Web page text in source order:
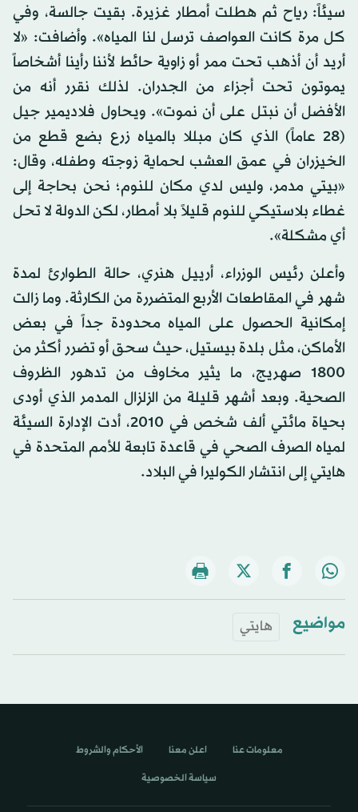
سيئاً: رياح ثم هطلت أمطار غزيرة. بقيت جالسة، وفي
كل مرة كانت العواصف ترسل لنا المياه». وأضافت: «لا
أريد أن أذهب تحت ممر أو زاوية حائط لأننا رأينا أشخاصاً
يموتون تحت أجزاء من الجدران. لذلك نقرر أنه من
الأفضل أن نبتل على أن نموت». ويحاول فلاديمير جيل
(28 عاماً) الذي كان مبللا بالمياه زرع بضع قطع من
الخيزران في عمق العشب لحماية زوجته وطفله، وقال:
«بيتي مدمر، وليس لدي مكان للنوم؛ نحن بحاجة إلى
غطاء بلاستيكي للنوم قليلاً بلا أمطار، لكن الدولة لا تحل
أي مشكلة».
وأعلن رئيس الوزراء، أرييل هنري، حالة الطوارئ لمدة
شهر في المقاطعات الأربع المتضررة من الكارثة. وما زالت
إمكانية الحصول على المياه محدودة جداً في بعض
الأماكن، مثل بلدة بيستيل، حيث سحق أو تضرر أكثر من
1800 صهريج، ما يثير مخاوف من تدهور الظروف
الصحية. وبعد أشهر قليلة من الزلزال المدمر الذي أودى
بحياة مائتي ألف شخص في 2010، أدت الإدارة السيئة
لمياه الصرف الصحي في قاعدة تابعة للأمم المتحدة في
هايتي إلى انتشار الكوليرا في البلاد.
مواضيع هايتي
معلومات عنا اعلن معنا الأحكام والشروط
سياسة الخصوصية